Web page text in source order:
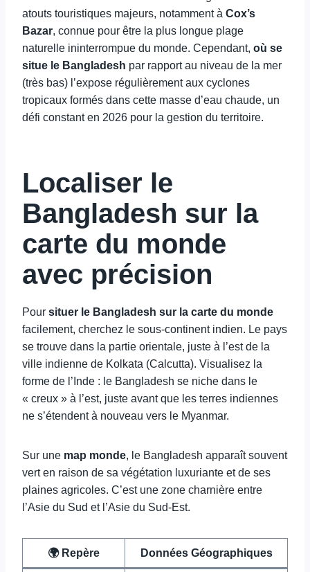
atouts touristiques majeurs, notamment à Cox’s
Bazar, connue pour être la plus longue plage
naturelle ininterrompue du monde. Cependant, où se
situe le Bangladesh par rapport au niveau de la mer
(très bas) l’expose régulièrement aux cyclones
tropicaux formés dans cette masse d’eau chaude, un
défi constant en 2026 pour la gestion du territoire.
Localiser le
Bangladesh sur la
carte du monde
avec précision
Pour situer le Bangladesh sur la carte du monde
facilement, cherchez le sous-continent indien. Le pays
se trouve dans la partie orientale, juste à l’est de la
ville indienne de Kolkata (Calcutta). Visualisez la
forme de l’Inde : le Bangladesh se niche dans le
« creux » à l’est, juste avant que les terres indiennes
ne s’étendent à nouveau vers le Myanmar.
Sur une map monde, le Bangladesh apparaît souvent
vert en raison de sa végétation luxuriante et de ses
plaines agricoles. C’est une zone charnière entre
l’Asie du Sud et l’Asie du Sud-Est.
🌍 Repère Données Géographiques